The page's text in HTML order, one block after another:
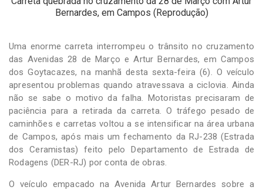
Bernardes, em Campos (Reprodução)
Uma enorme carreta interrompeu o trânsito no cruzamento
das Avenidas 28 de Março e Artur Bernardes, em Campos
dos Goytacazes, na manhã desta sexta-feira (6). O veículo
apresentou problemas quando atravessava a ciclovia. Ainda
não se sabe o motivo da falha. Motoristas precisaram de
paciência para a retirada da carreta. O tráfego pesado de
caminhões e carretas voltou a se intensificar na área urbana
de Campos, após mais um fechamento da RJ-238 (Estrada
dos Ceramistas) feito pelo Departamento de Estrada de
Rodagens (DER-RJ) por conta de obras.
O veículo empacado na Avenida Artur Bernardes sobre a